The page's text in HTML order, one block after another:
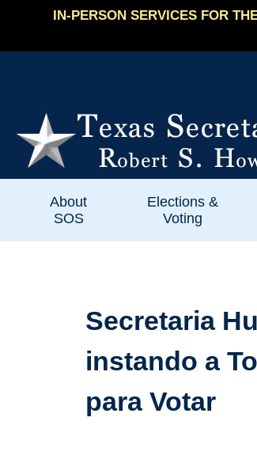
IN-PERSON SERVICES FOR
About
SOS
Elections &
Voting
Secretaria
instando a
para Votar